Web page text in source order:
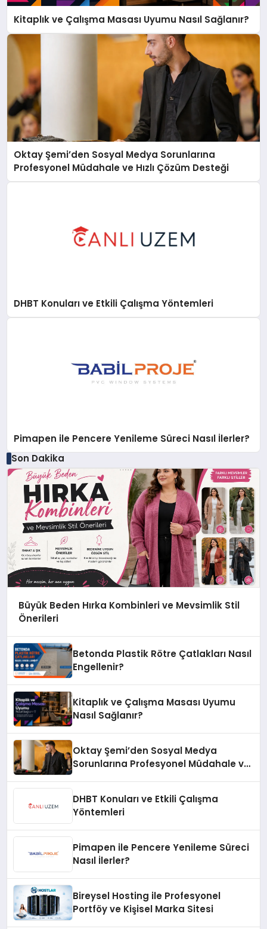
Kitaplık ve Çalışma Masası Uyumu Nasıl Sağlanır?
Oktay Şemi’den Sosyal Medya Sorunlarına
Profesyonel Müdahale ve Hızlı Çözüm Desteği
DHBT Konuları ve Etkili Çalışma Yöntemleri
Pimapen ile Pencere Yenileme Süreci Nasıl İlerler?
Son Dakika
Büyük Beden Hırka Kombinleri ve Mevsimlik Stil
Önerileri
Betonda Plastik Rötre Çatlakları Nasıl
Engellenir?
Kitaplık ve Çalışma Masası Uyumu
Nasıl Sağlanır?
Oktay Şemi’den Sosyal Medya
Sorunlarına Profesyonel Müdahale ve
DHBT Konuları ve Etkili Çalışma
Yöntemleri
Pimapen ile Pencere Yenileme Süreci
Nasıl İlerler?
Bireysel Hosting ile Profesyonel
Portföy ve Kişisel Marka Sitesi